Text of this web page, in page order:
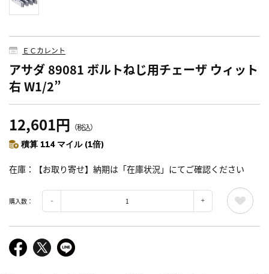
ＥＣカレント
アサダ 89081 ボルトねじ用チェーザ ウィット
右 W1/2”
12,601円 （税込）
積算 114 マイル (1倍)
在庫 【お取り寄せ】納期は「在庫状況」にてご確認ください
購入数：